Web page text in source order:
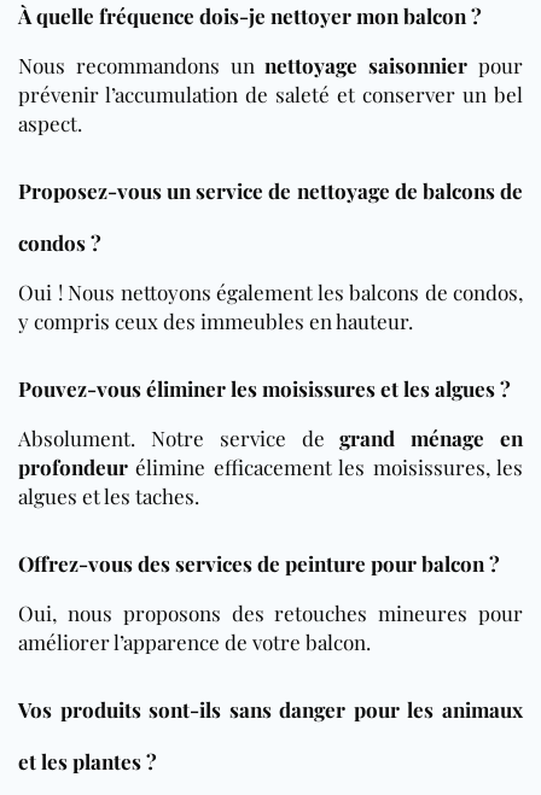
À quelle fréquence dois-je nettoyer mon balcon ?
Nous recommandons unnettoyage saisonnier pour
prévenir l’accumulation de saleté et conserver un bel
aspect.
Proposez-vous un service de nettoyage de balcons de
condos ?
Oui ! Nous nettoyons également les balcons de condos,
y compris ceux des immeubles en hauteur.
Pouvez-vous éliminer les moisissures et les algues ?
Absolument. Notre service degrand ménage en
profondeur élimine efficacement les moisissures, les
algues et les taches.
Offrez-vous des services de peinture pour balcon ?
Oui, nous proposons des retouches mineures pour
améliorer l’apparence de votre balcon.
Vos produits sont-ils sans danger pour les animaux
et les plantes ?